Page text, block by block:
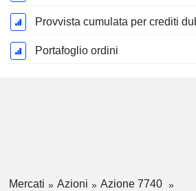
Portafoglio ordini
Mercati Azioni
Azione 7740